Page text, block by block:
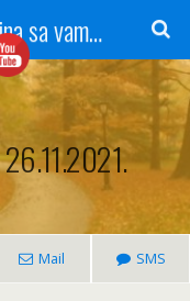
Radio Gradačac - 56 godina sa vama...
Mail SMS